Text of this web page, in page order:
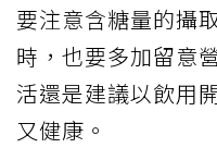
要注意含糖量的攝
時，也要多加留意
活還是建議以飲用
又健康。